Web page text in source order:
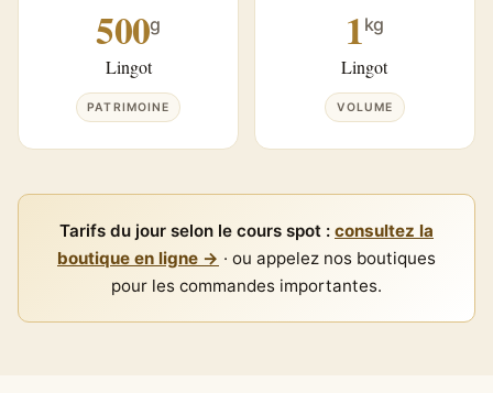
500g
Lingot
PATRIMOINE
1kg
Lingot
VOLUME
Tarifs du jour selon le cours spot : consultez la
boutique en ligne → · ou appelez nos boutiques
pour les commandes importantes.